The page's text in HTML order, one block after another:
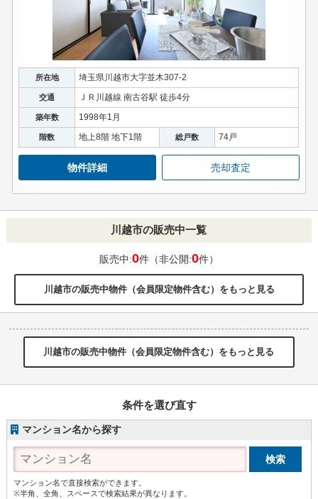
所在地 埼玉県川越市大字並木307-2
交通 ＪＲ川越線 南古谷駅 徒歩4分
築年数 1998年1月
階数 地上8階 地下1階 総戸数 74戸
物件詳細 売却査定
川越市の販売中一覧
販売中:0件（非公開:0件）
川越市の販売中物件（会員限定物件含む）をもっと見る
川越市の販売中物件（会員限定物件含む）をもっと見る
条件を選び直す
マンション名から探す
マンション名で直接検索ができます。
※半角、全角、スペースで検索結果が異なります。